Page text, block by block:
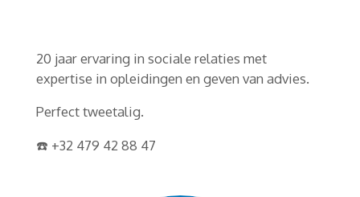
20 jaar ervaring in sociale relaties met
expertise in opleidingen en geven van advies.
Perfect tweetalig.
☎️ +32 479 42 88 47